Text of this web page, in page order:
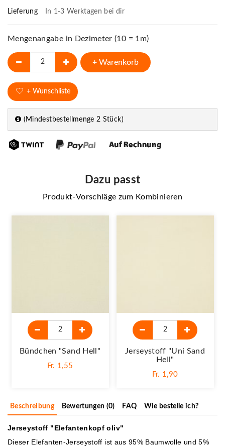
Lieferung In 1-3 Werktagen bei dir
Mengenangabe in Dezimeter (10 = 1m)
+ Warenkorb
+ Wunschliste
(Mindestbestellmenge 2 Stück)
Dazu passt
Produkt-Vorschläge zum Kombinieren
Bündchen "sand Hell"
Fr. 1,55
Jerseystoff "Uni Sand
Hell"
Fr. 1,90
Beschreibung Bewertungen (0) FAQ Wie bestelle ich?
Jerseystoff "Elefantenkopf oliv"
Dieser Elefanten-Jerseystoff ist aus 95% Baumwolle und 5%